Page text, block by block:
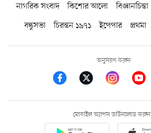
নাগরিক সংবাদ কিশোর আলো বিজ্ঞানচিন্তা
বন্ধুসভা
চিরন্তন ১৯৭১ ইপেপার প্রথমা
অনুসরণ করুন
মোবাইল অ্যাপস ডাউনলোড করুন